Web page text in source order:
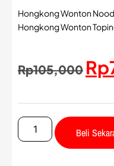
Hongkong Wonton
Hongkong Wonton
Rp105,000 Rp
Beli